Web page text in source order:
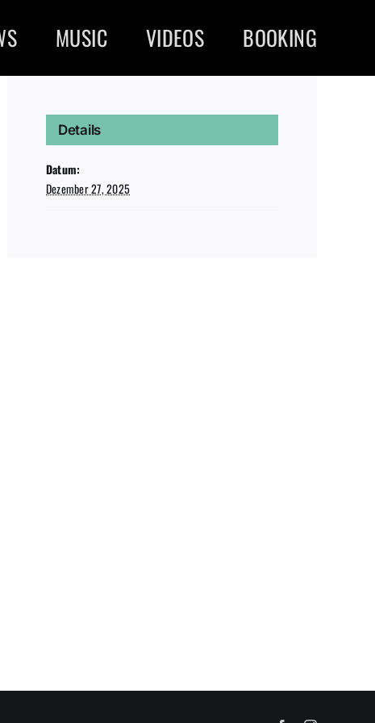
MUSIC VIDEOS BOOKING
Details
Datum:
Dezember 27, 2025